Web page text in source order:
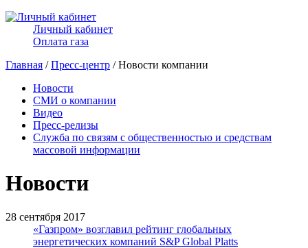
Личный кабинет
Оплата газа
Главная /Пресс-центр / Новости компании
Новости
СМИ о компании
Видео
Пресс-релизы
Служба по связям с общественностью и средствам
массовой информации
Новости
28 сентября 2017
«Газпром» возглавил рейтинг глобальных
энергетических компаний S&P Global Platts